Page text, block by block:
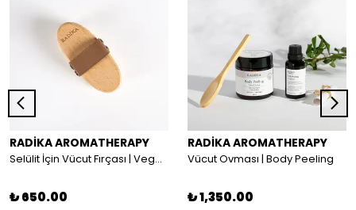
RADİKA AROMATHERAPY
Selülit İçin Vücut Fırçası | Vegan Fırça
₺ 650.00
RADİKA AROMATHERAPY
Vücut Ovması | Body Peeling
₺ 1,350.00